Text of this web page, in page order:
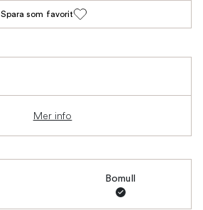
Spara som favorit
Mer info
Bomull